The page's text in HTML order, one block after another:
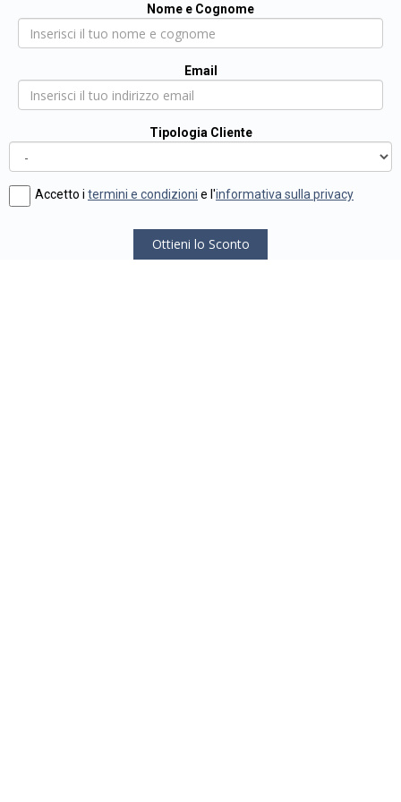
Nome e Cognome
Email
Tipologia Cliente
Accetto i termini e condizioni e l'informativa sulla privacy
Ottieni lo Sconto